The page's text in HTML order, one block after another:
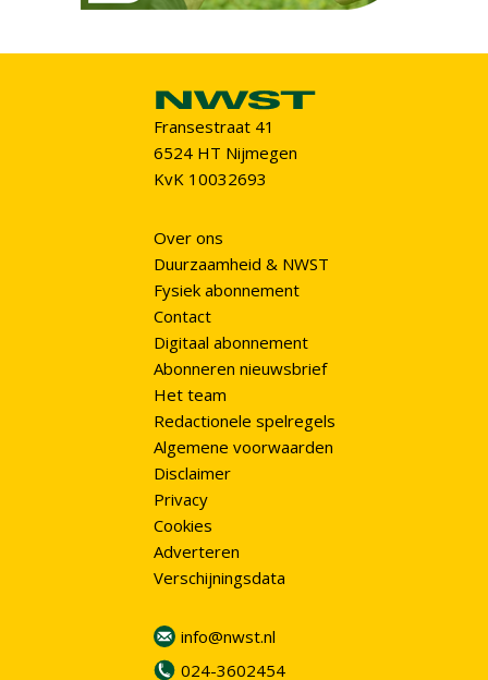
Fransestraat 41
6524 HT Nijmegen
KvK 10032693
Over ons
Duurzaamheid & NWST
Fysiek abonnement
Contact
Digitaal abonnement
Abonneren nieuwsbrief
Het team
Redactionele spelregels
Algemene voorwaarden
Disclaimer
Privacy
Cookies
Adverteren
Verschijningsdata
info@nwst.nl
024-3602454